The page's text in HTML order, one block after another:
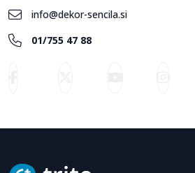
info@dekor-sencila.si
01/755 47 88